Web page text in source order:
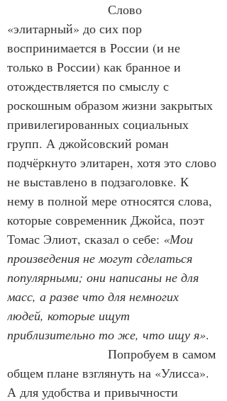
Слово
«элитарный» до сих пор
воспринимается в России (и не
только в России) как бранное и
отождествляется по смыслу с
роскошным образом жизни закрытых
привилегированных социальных
групп. А джойсовский роман
подчёркнуто элитарен, хотя это слово
не выставлено в подзаголовке. К
нему в полной мере относятся слова,
которые современник Джойса, поэт
Томас Элиот, сказал о себе: «Мои
произведения не могут сделаться
популярными; они написаны не для
масс, а разве что для немногих
людей, которые ищут
приблизительно то же, что ищу я».
Попробуем в самом
общем плане взглянуть на «Улисса».
А для удобства и привычности